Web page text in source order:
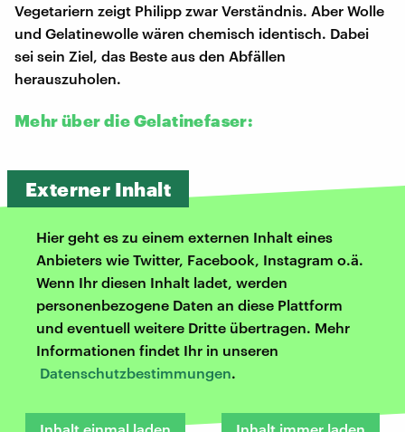
Vegetariern zeigt Philipp zwar Verständnis. Aber Wolle
und Gelatinewolle wären chemisch identisch. Dabei
sei sein Ziel, das Beste aus den Abfällen
herauszuholen.
Mehr über die Gelatinefaser:
Externer Inhalt
Hier geht es zu einem externen Inhalt eines
Anbieters wie Twitter, Facebook, Instagram o.ä.
Wenn Ihr diesen Inhalt ladet, werden
personenbezogene Daten an diese Plattform
und eventuell weitere Dritte übertragen. Mehr
Informationen findet Ihr in unseren
Datenschutzbestimmungen.